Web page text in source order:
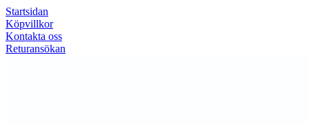
Startsidan
Köpvillkor
Kontakta oss
Returansökan